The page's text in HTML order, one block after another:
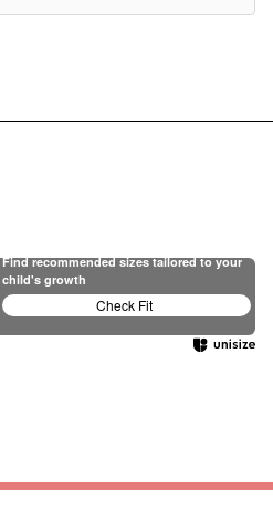
Find recommended sizes tailored to your
child's growth
Check Fit